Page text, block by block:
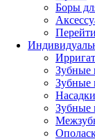
Боры
Зубные
Зубные
Зубные